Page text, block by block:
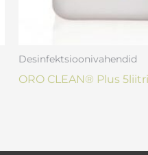
Desinfektsioonivahendid
ORO CLEAN® Plus